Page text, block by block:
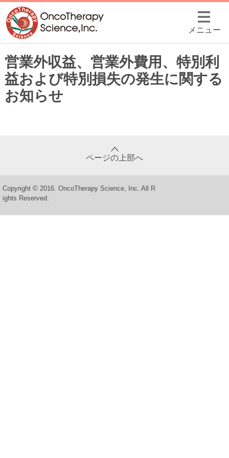
メニュー
営業外収益、営業外費用、特別利
益および特別損失の発生に関する
お知らせ
ページの上部へ
Copyright © 2016. OncoTherapy Science, Inc. All R
ights Reserved.